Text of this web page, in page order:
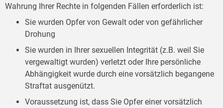
Wahrung Ihrer Rechte in folgenden Fällen erforderlich ist:
Sie wurden Opfer von Gewalt oder von gefährlicher
Drohung
Sie wurden in Ihrer sexuellen Integrität (z.B. weil Sie
vergewaltigt wurden) verletzt oder Ihre persönliche
Abhängigkeit wurde durch eine vorsätzlich begangene
Straftat ausgenützt.
Voraussetzung ist, dass Sie Opfer einer vorsätzlich